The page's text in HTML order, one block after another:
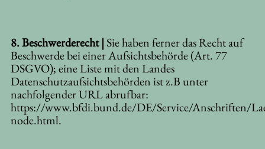
8. Beschwerderecht |Sie haben ferner das Recht auf
Beschwerde bei einer Aufsichtsbehörde (Art. 77
DSGVO); eine Liste mit den Landes
Datenschutzaufsichtsbehörden ist z.B unter
nachfolgender URL abrufbar:
https://www.bfdi.bund.de/DE/Service/Anschriften/
node.html.